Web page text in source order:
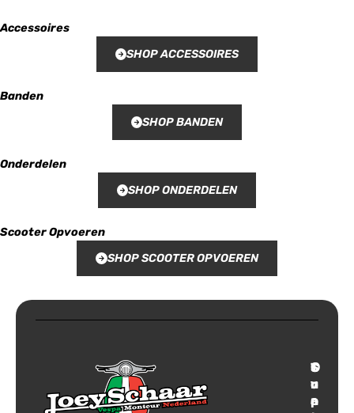
Accessoires
SHOP ACCESSOIRES
Banden
SHOP BANDEN
Onderdelen
SHOP ONDERDELEN
Scooter Opvoeren
SHOP SCOOTER OPVOEREN
T
r
a
O
v
e
S
u
p
C
o
n